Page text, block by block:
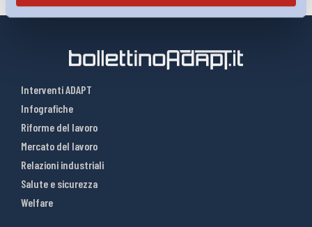
Interventi ADAPT
Infografiche
Riforme del lavoro
Mercato del lavoro
Relazioni industriali
Salute e sicurezza
Welfare